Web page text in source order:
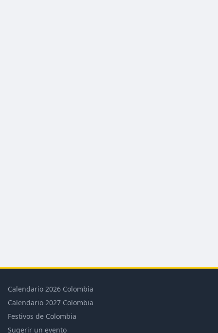
Calendario 2026 Colombia
Calendario 2027 Colombia
Festivos de Colombia
Sugerir un evento